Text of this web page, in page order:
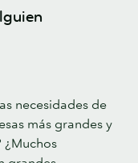
necesidades de
más grandes y
¿Muchos